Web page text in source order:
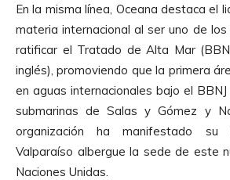
En la misma línea, Oceana destaca el
materia internacional al ser uno de
ratificar el Tratado de Alta Mar
inglés), promoviendo que la primera
en aguas internacionales bajo el
submarinas de Salas y Gómez y
organización ha manifestado
Valparaíso albergue la sede de este
Naciones Unidas.